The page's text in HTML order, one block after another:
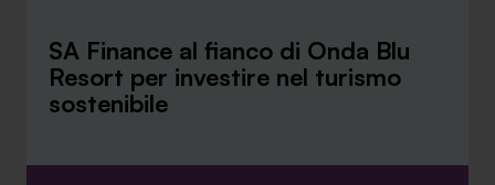
SA Finance al fianco di Onda Blu
Resort per investire nel turismo
sostenibile